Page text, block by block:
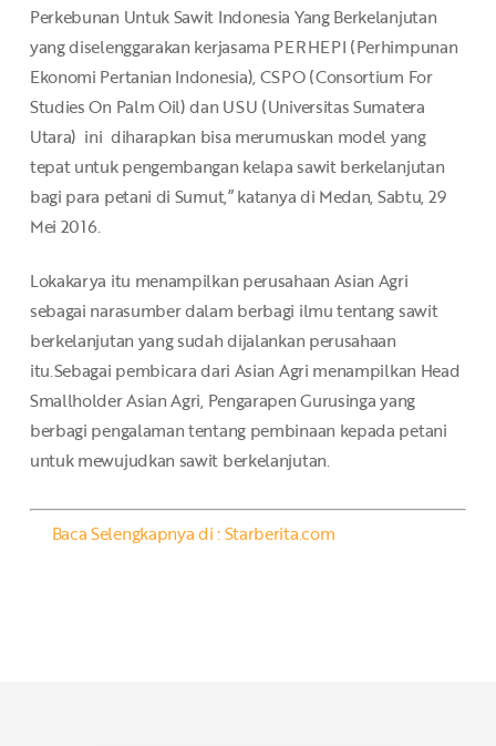
Perkebunan Untuk Sawit Indonesia Yang Berkelanjutan
yang diselenggarakan kerjasama PERHEPI (Perhimpunan
Ekonomi Pertanian Indonesia), CSPO (Consortium For
Studies On Palm Oil) dan USU (Universitas Sumatera
Utara) ini diharapkan bisa merumuskan model yang
tepat untuk pengembangan kelapa sawit berkelanjutan
bagi para petani di Sumut,” katanya di Medan, Sabtu, 29
Mei 2016.
Lokakarya itu menampilkan perusahaan Asian Agri
sebagai narasumber dalam berbagi ilmu tentang sawit
berkelanjutan yang sudah dijalankan perusahaan
itu.Sebagai pembicara dari Asian Agri menampilkan Head
Smallholder Asian Agri, Pengarapen Gurusinga yang
berbagi pengalaman tentang pembinaan kepada petani
untuk mewujudkan sawit berkelanjutan.
Baca Selengkapnya di : Starberita.com